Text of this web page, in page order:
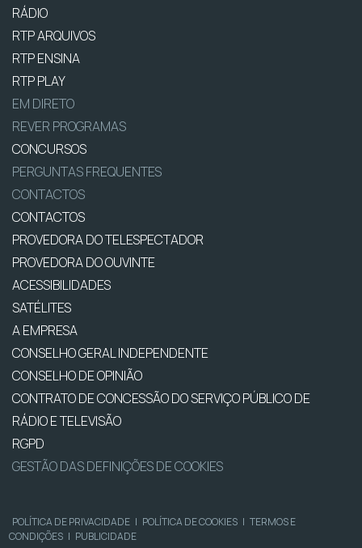
RÁDIO
RTP ARQUIVOS
RTP ENSINA
RTP PLAY
EM DIRETO
REVER PROGRAMAS
CONCURSOS
PERGUNTAS FREQUENTES
CONTACTOS
CONTACTOS
PROVEDORA DO TELESPECTADOR
PROVEDORA DO OUVINTE
ACESSIBILIDADES
SATÉLITES
A EMPRESA
CONSELHO GERAL INDEPENDENTE
CONSELHO DE OPINIÃO
CONTRATO DE CONCESSÃO DO SERVIÇO PÚBLICO DE
RÁDIO E TELEVISÃO
RGPD
GESTÃO DAS DEFINIÇÕES DE COOKIES
POLÍTICA DE PRIVACIDADE | POLÍTICA DE COOKIES | TERMOS E
CONDIÇÕES | PUBLICIDADE